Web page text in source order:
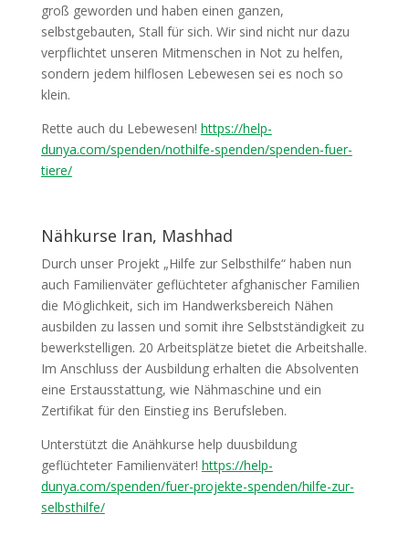
groß geworden und haben einen ganzen,
selbstgebauten, Stall für sich. Wir sind nicht nur dazu
verpflichtet unseren Mitmenschen in Not zu helfen,
sondern jedem hilflosen Lebewesen sei es noch so
klein.
Rette auch du Lebewesen! https://help-
dunya.com/spenden/nothilfe-spenden/spenden-fuer-
tiere/
Nähkurse Iran, Mashhad
Durch unser Projekt „Hilfe zur Selbsthilfe“ haben nun
auch Familienväter geflüchteter afghanischer Familien
die Möglichkeit, sich im Handwerksbereich Nähen
ausbilden zu lassen und somit ihre Selbstständigkeit zu
bewerkstelligen. 20 Arbeitsplätze bietet die Arbeitshalle.
Im Anschluss der Ausbildung erhalten die Absolventen
eine Erstausstattung, wie Nähmaschine und ein
Zertifikat für den Einstieg ins Berufsleben.
Unterstützt die Anähkurse help duusbildung
geflüchteter Familienväter! https://help-
dunya.com/spenden/fuer-projekte-spenden/hilfe-zur-
selbsthilfe/